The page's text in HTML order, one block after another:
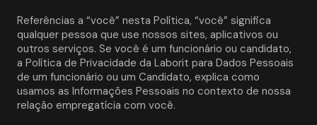
Referências a “você” nesta Política, “você” significa
qualquer pessoa que use nossos sites, aplicativos ou
outros serviços. Se você é um funcionário ou candidato,
a Política de Privacidade da Laborit para Dados Pessoais
de um funcionário ou um Candidato, explica como
usamos as Informações Pessoais no contexto de nossa
relação empregatícia com você.